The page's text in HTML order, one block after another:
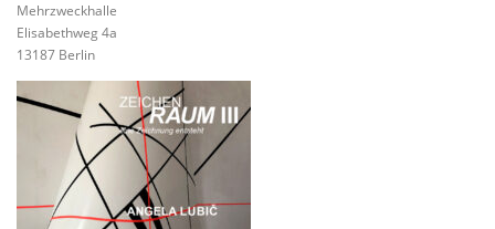
Mehrzweckhalle
Elisabethweg 4a
13187 Berlin